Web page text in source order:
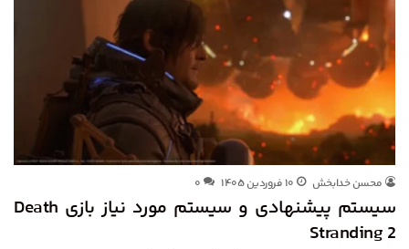
محسن خدابخش ۱۰ فروردین ۱۴۰۵ ۰
سیستم پیشنهادی و سیستم مورد نیاز بازی Death
Stranding 2